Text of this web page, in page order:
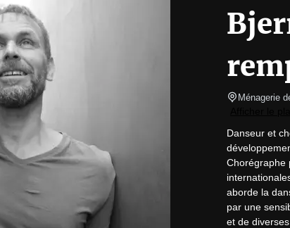
Ménagerie
Danseur et
Chorégraphe
aborde la
par une
et de